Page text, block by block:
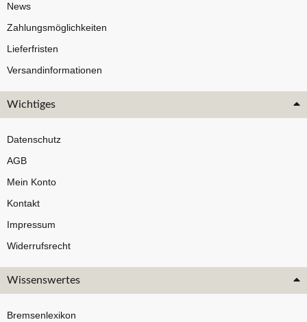
News
Zahlungsmöglichkeiten
Lieferfristen
Versandinformationen
Wichtiges
Datenschutz
AGB
Mein Konto
Kontakt
Impressum
Widerrufsrecht
Wissenswertes
Bremsenlexikon